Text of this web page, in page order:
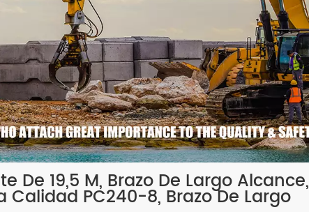
De 19,5 M, Brazo De Largo Alcance,
Calidad PC240-8, Brazo De Largo